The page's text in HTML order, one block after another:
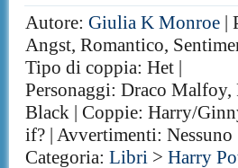
Autore:Giulia K Monroe |
Angst, Romantico,
Tipo di coppia: Het |
Personaggi: Draco
Black | Coppie: Harry/
if? | Avvertimenti: Nessuno
Categoria:Libri >Harry